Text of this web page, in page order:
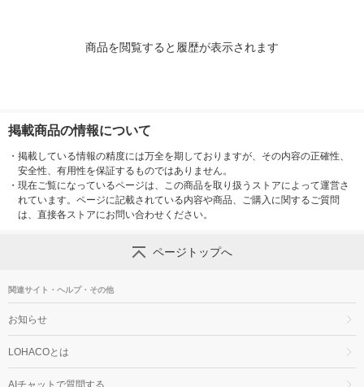
商品を閲覧すると履歴が表示されます
掲載商品の情報について
・ 掲載している情報の精度には万全を期しておりますが、その内容の正確性、
安全性、有用性を保証するものではありません。
・ 現在ご覧になっているページは、この商品を取り扱うストアによって運営さ
れています。ページに記載されている内容や商品、ご購入に関するご質問
は、直接各ストアにお問い合わせください。
ページトップへ
関連サイト・ヘルプ・その他
お知らせ
LOHACOとは
AIチャットで質問する